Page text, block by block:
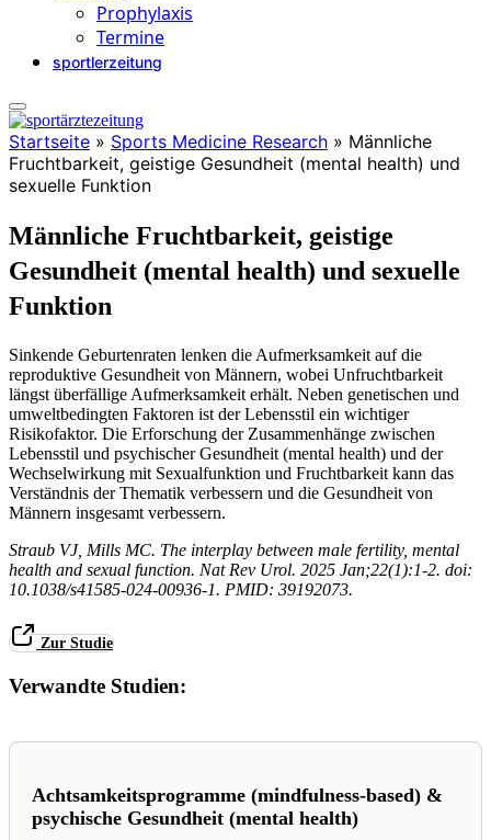
Prophylaxis
Termine
sportlerzeitung
Startseite » Sports Medicine Research » Männliche
Fruchtbarkeit, geistige Gesundheit (mental health) und
sexuelle Funktion
Männliche Fruchtbarkeit, geistige
Gesundheit (mental health) und sexuelle
Funktion
Sinkende Geburtenraten lenken die Aufmerksamkeit auf die
reproduktive Gesundheit von Männern, wobei Unfruchtbarkeit
längst überfällige Aufmerksamkeit erhält. Neben genetischen und
umweltbedingten Faktoren ist der Lebensstil ein wichtiger
Risikofaktor. Die Erforschung der Zusammenhänge zwischen
Lebensstil und psychischer Gesundheit (mental health) und der
Wechselwirkung mit Sexualfunktion und Fruchtbarkeit kann das
Verständnis der Thematik verbessern und die Gesundheit von
Männern insgesamt verbessern.
Straub VJ, Mills MC. The interplay between male fertility, mental
health and sexual function. Nat Rev Urol. 2025 Jan;22(1):1-2. doi:
10.1038/s41585-024-00936-1. PMID: 39192073.
Zur Studie
Verwandte Studien:
Achtsamkeitsprogramme (mindfulness-based) &
psychische Gesundheit (mental health)